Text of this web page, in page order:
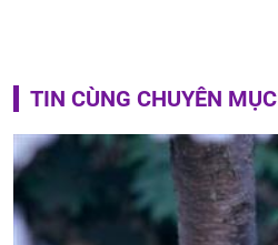
TIN CÙNG CHUYÊN MỤC